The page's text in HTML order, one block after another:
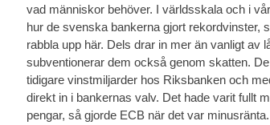
vad människor behöver. I världsskala och i
hur de svenska bankerna gjort rekordvinster,
rabbla upp här. Dels drar in mer än vanligt av
subventionerar dem också genom skatten.
tidigare vinstmiljarder hos Riksbanken och
direkt in i bankernas valv. Det hade varit fullt
pengar, så gjorde ECB när det var